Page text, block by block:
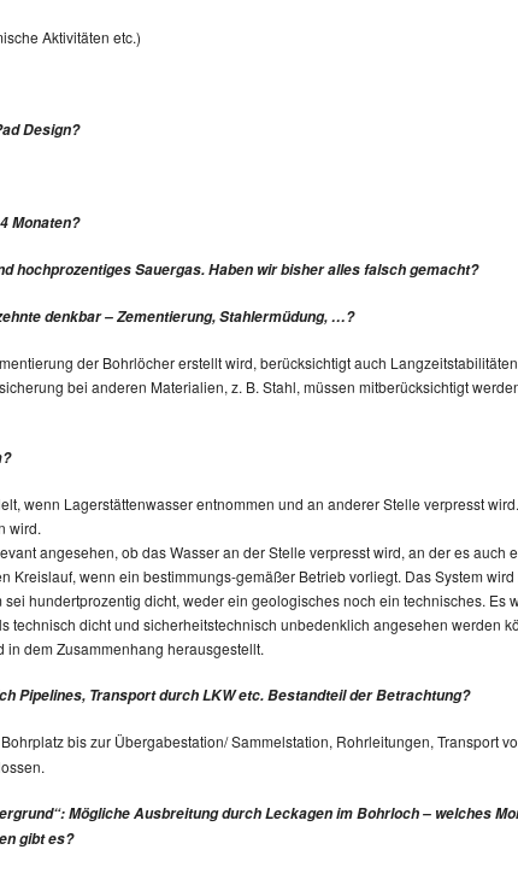
Aktivitäten etc.)
Design?
Monaten?
hochprozentiges Sauergas. Haben wir bisher alles falsch gemacht?
denkbar – Zementierung, Stahlermüdung, …?
der Bohrlöcher erstellt wird, berücksichtigt auch
bei anderen Materialien, z. B. Stahl, müssen mitberücksichtigt
wenn Lagerstättenwasser entnommen und an anderer Stelle verpresst
wird.
angesehen, ob das Wasser an der Stelle verpresst wird, an der es auch
Kreislauf, wenn ein bestimmungs-gemäßer Betrieb vorliegt. Das System
hundertprozentig dicht, weder ein geologisches noch ein technisches. Es
technisch dicht und sicherheitstechnisch unbedenklich angesehen werden
in dem Zusammenhang herausgestellt.
Pipelines, Transport durch LKW etc. Bestandteil der Betrachtung?
bis zur Übergabestation/ Sammelstation, Rohrleitungen, Transport
Mögliche Ausbreitung durch Leckagen im Bohrloch – welches
gibt es?